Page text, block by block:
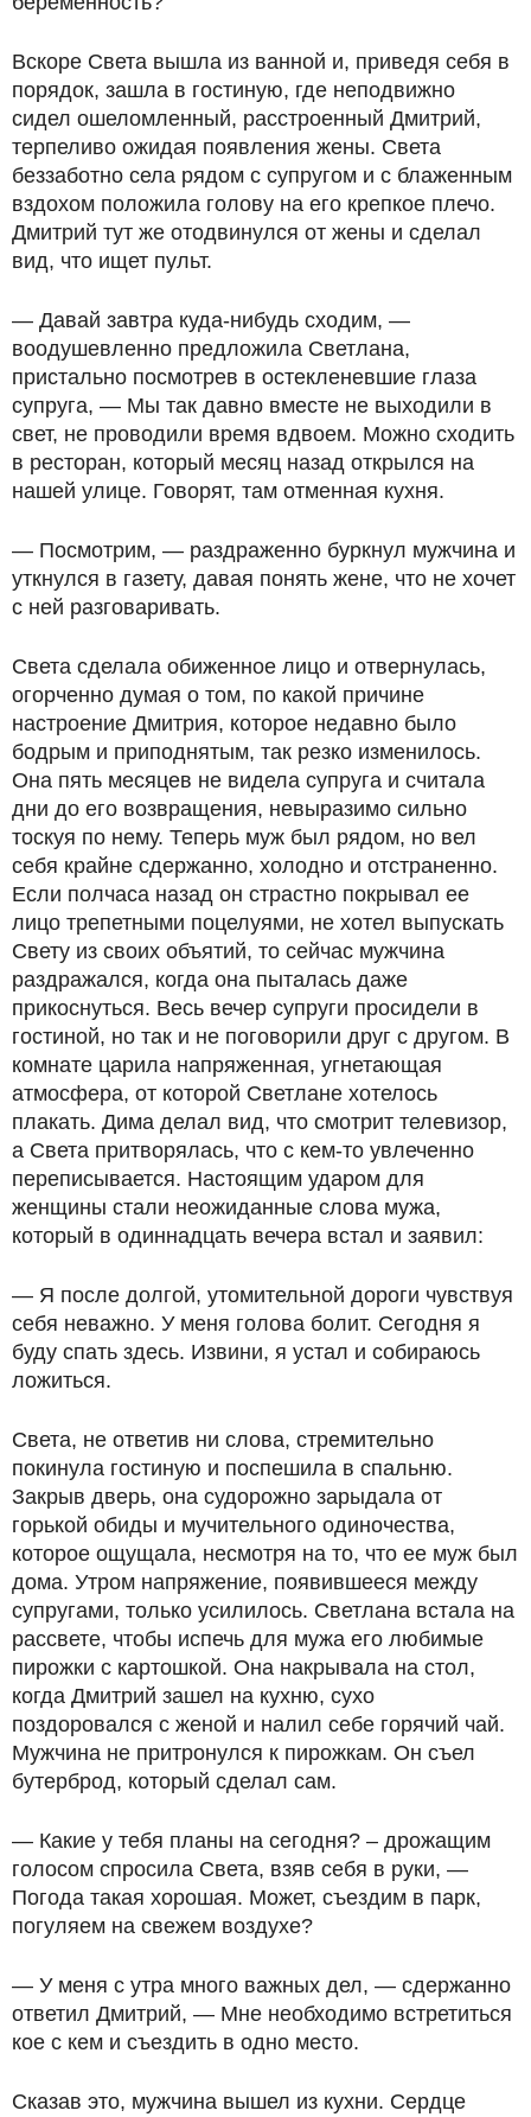
Вскоре Света вышла из ванной и, приведя себя в
порядок, зашла в гостиную, где неподвижно
сидел ошеломленный, расстроенный Дмитрий,
терпеливо ожидая появления жены. Света
беззаботно села рядом с супругом и с блаженным
вздохом положила голову на его крепкое плечо.
Дмитрий тут же отодвинулся от жены и сделал
вид, что ищет пульт.
— Давай завтра куда-нибудь сходим, —
воодушевленно предложила Светлана,
пристально посмотрев в остекленевшие глаза
супруга, — Мы так давно вместе не выходили в
свет, не проводили время вдвоем. Можно сходить
в ресторан, который месяц назад открылся на
нашей улице. Говорят, там отменная кухня.
— Посмотрим, — раздраженно буркнул мужчина и
уткнулся в газету, давая понять жене, что не хочет
с ней разговаривать.
Света сделала обиженное лицо и отвернулась,
огорченно думая о том, по какой причине
настроение Дмитрия, которое недавно было
бодрым и приподнятым, так резко изменилось.
Она пять месяцев не видела супруга и считала
дни до его возвращения, невыразимо сильно
тоскуя по нему. Теперь муж был рядом, но вел
себя крайне сдержанно, холодно и отстраненно.
Если полчаса назад он страстно покрывал ее
лицо трепетными поцелуями, не хотел выпускать
Свету из своих объятий, то сейчас мужчина
раздражался, когда она пыталась даже
прикоснуться. Весь вечер супруги просидели в
гостиной, но так и не поговорили друг с другом. В
комнате царила напряженная, угнетающая
атмосфера, от которой Светлане хотелось
плакать. Дима делал вид, что смотрит телевизор,
а Света притворялась, что с кем-то увлеченно
переписывается. Настоящим ударом для
женщины стали неожиданные слова мужа,
который в одиннадцать вечера встал и заявил:
— Я после долгой, утомительной дороги чувствуя
себя неважно. У меня голова болит. Сегодня я
буду спать здесь. Извини, я устал и собираюсь
ложиться.
Света, не ответив ни слова, стремительно
покинула гостиную и поспешила в спальню.
Закрыв дверь, она судорожно зарыдала от
горькой обиды и мучительного одиночества,
которое ощущала, несмотря на то, что ее муж был
дома. Утром напряжение, появившееся между
супругами, только усилилось. Светлана встала на
рассвете, чтобы испечь для мужа его любимые
пирожки с картошкой. Она накрывала на стол,
когда Дмитрий зашел на кухню, сухо
поздоровался с женой и налил себе горячий чай.
Мужчина не притронулся к пирожкам. Он съел
бутерброд, который сделал сам.
— Какие у тебя планы на сегодня? – дрожащим
голосом спросила Света, взяв себя в руки, —
Погода такая хорошая. Может, съездим в парк,
погуляем на свежем воздухе?
— У меня с утра много важных дел, — сдержанно
ответил Дмитрий, — Мне необходимо встретиться
кое с кем и съездить в одно место.
Сказав это, мужчина вышел из кухни. Сердце